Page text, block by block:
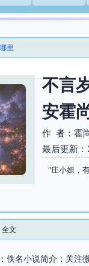
里
不言
安霍
作 者：霍
最后更新
“庄小姐，
全文
佚名小说简介：关注